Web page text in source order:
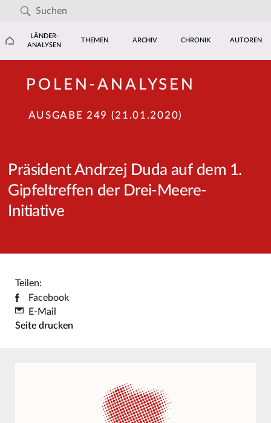
LÄNDER-
ANALYSEN
THEMEN ARCHIV CHRONIK AUTOREN
POLEN-ANALYSEN
AUSGABE 249 (21.01.2020)
Präsident Andrzej Duda auf dem 1.
Gipfeltreffen der Drei-Meere-
Initiative
Teilen:
Facebook
E-Mail
Seite drucken